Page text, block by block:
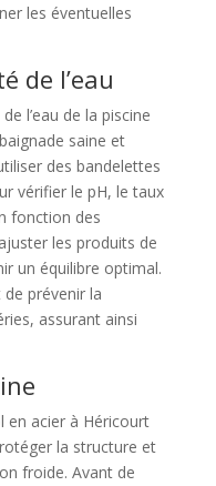
les éventuelles
de l’eau
l’eau de la piscine
saine et
des bandelettes
vérifier le pH, le taux
fonction des
les produits de
un équilibre optimal.
de prévenir la
assurant ainsi
en acier à Héricourt
la structure et
froide. Avant de